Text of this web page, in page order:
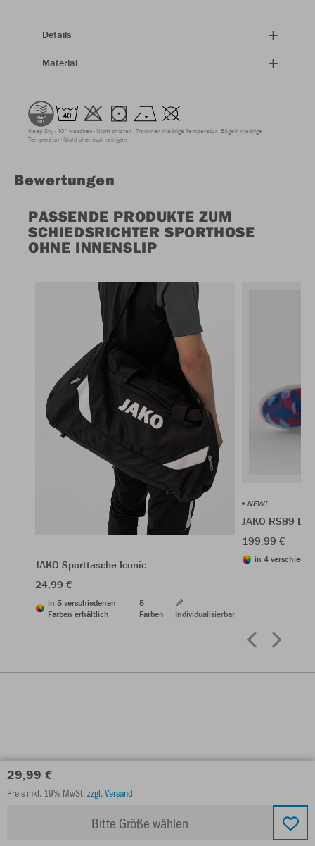
29,99 €
Preis inkl. 19% MwSt.zzgl. Versand
Bitte Größe wählen
Details
Material
Keep Dry 40° waschen Nicht chloren Trocknen niedrige Temperatur Bügeln niedrige
Temperatur Nicht chemisch reinigen
Bewertungen
PASSENDE PRODUKTE ZUM
SCHIEDSRICHTER SPORTHOSE
OHNE INNENSLIP
JAKO Sporttasche Iconic
24,99 €
in 5 verschiedenen
Farben erhältlich
5
Farben
Individualisierbar
NEW!
JAKO RS89
199,99 €
in 4